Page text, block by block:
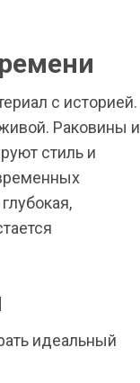
с историей.
Раковины и
стиль и
идеальный